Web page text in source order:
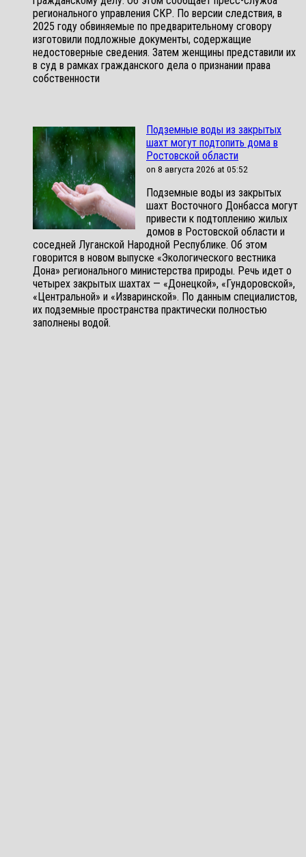
регионального управления СКР. По версии следствия, в
2025 году обвиняемые по предварительному сговору
изготовили подложные документы, содержащие
недостоверные сведения. Затем женщины представили их
в суд в рамках гражданского дела о признании права
собственности
Подземные воды из закрытых
шахт могут подтопить дома в
Ростовской области
on 8 августа 2026 at 05:52
Подземные воды из закрытых
шахт Восточного Донбасса могут
привести к подтоплению жилых
домов в Ростовской области и
соседней Луганской Народной Республике. Об этом
говорится в новом выпуске «Экологического вестника
Дона» регионального министерства природы. Речь идет о
четырех закрытых шахтах — «Донецкой», «Гундоровской»,
«Центральной» и «Изваринской». По данным специалистов,
их подземные пространства практически полностью
заполнены водой.